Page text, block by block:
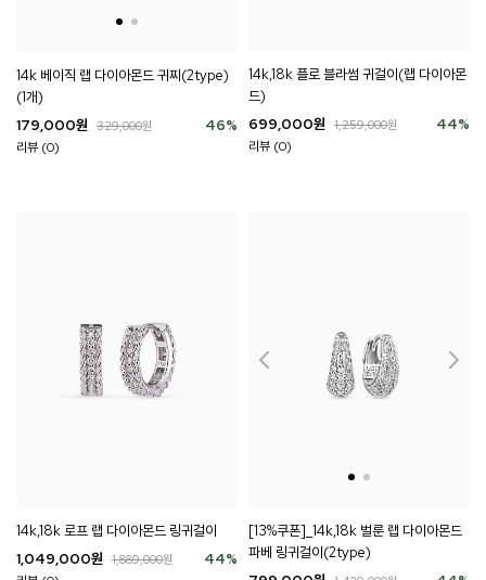
14k 베이직 랩 다이아몬드 귀찌(2type)
(1개)
46%
179,000원 329,000원
리뷰 (0)
14k,18k 플로 블라썸 귀걸이(랩 다이아몬
드)
44%
699,000원 1,259,000원
리뷰 (0)
14k,18k 로프 랩 다이아몬드 링귀걸이
44%
1,049,000원 1,889,000원
[13%쿠폰]_14k,18k 벌룬 랩 다이아몬드
파베 링귀걸이(2type)